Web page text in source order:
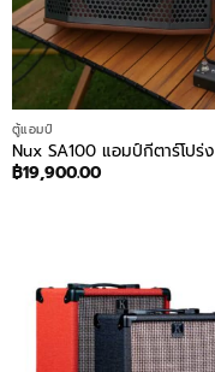
ตู้แอมป์
Nux SA100 แอมป์กีตาร์โปร่ง
฿19,900.00